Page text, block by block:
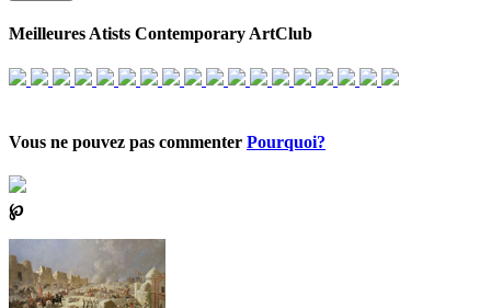
Meilleures Atists Contemporary ArtClub
Vous ne pouvez pas commenter Pourquoi?
℘